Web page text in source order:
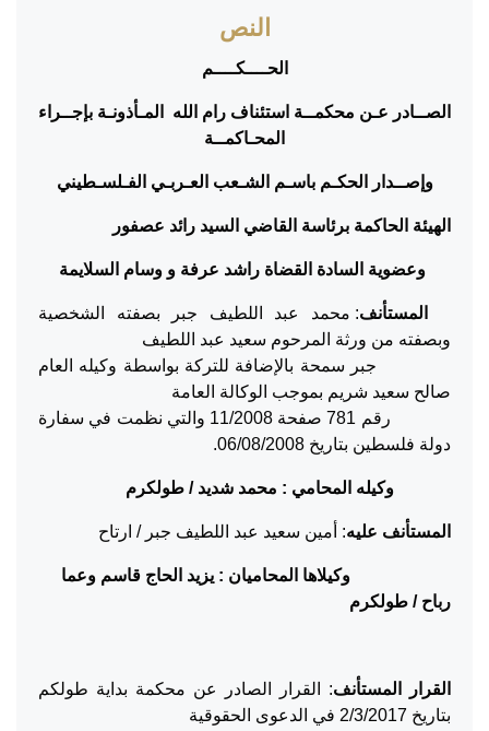
النص
الحــــكــــم
الصــادر عـن محكمــة استئناف رام الله المـأذونـة بإجــراء
المحـاكمــة
وإصــدار الحكـم باسـم الشـعب العـربـي الفـلسـطيني
الهيئة الحاكمة برئاسة القاضي السيد رائد عصفور
وعضوية السادة القضاة راشد عرفة و وسام السلايمة
المستأنف: محمد عبد اللطيف جبر بصفته الشخصية
وبصفته من ورثة المرحوم سعيد عبد اللطيف
جبر سمحة بالإضافة للتركة بواسطة وكيله العام
صالح سعيد شريم بموجب الوكالة العامة
رقم 781 صفحة 11/2008 والتي نظمت في سفارة
دولة فلسطين بتاريخ 06/08/2008.
وكيله المحامي : محمد شديد / طولكرم
المستأنف عليه: أمين سعيد عبد اللطيف جبر / ارتاح
وكيلاها المحاميان : يزيد الحاج قاسم وعما
رباح / طولكرم
القرار المستأنف: القرار الصادر عن محكمة بداية طولكم
بتاريخ 2/3/2017 في الدعوى الحقوقية